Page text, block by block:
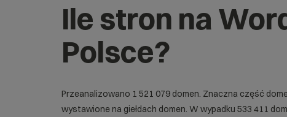
Ile stron na
Polsce?
Przeanalizowano 1 521 079 domen. Znaczna część
wystawione na giełdach domen. W wypadku 533 411